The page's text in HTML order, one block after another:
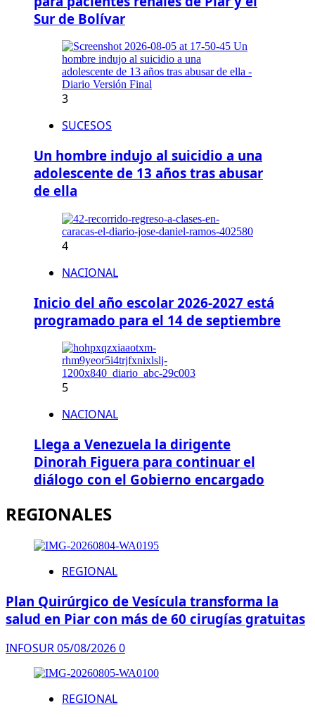
Sur de Bolívar
3
SUCESOS
Un hombre indujo al suicidio a una
adolescente de 13 años tras abusar
de ella
4
NACIONAL
Inicio del año escolar 2026-2027 está
programado para el 14 de septiembre
5
NACIONAL
Llega a Venezuela la dirigente
Dinorah Figuera para continuar el
diálogo con el Gobierno encargado
REGIONALES
REGIONAL
Plan Quirúrgico de Vesícula transforma la
salud en Piar con más de 60 cirugías gratuitas
INFOSUR05/08/20260
REGIONAL